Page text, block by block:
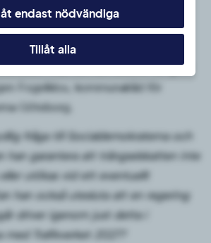
målmedvetet påverkansarbete
och nationell nivå för att
denna fråga är för våra
visar att vårt arbete har gett
Fogelklou, kommunalråd för
Göteborg.
fråga till Socialdemokraterna och
han garantera att trängselskatten inte
utökas vid ett eventuellt
han också utesluta att en regering
driver igenom just detta i
Trafikverket 2027?
endast nödvändiga
Tillåt alla